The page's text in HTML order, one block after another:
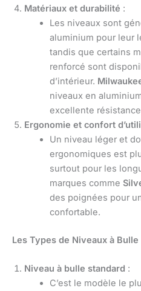
Matériaux et durabilité :
Les niveaux sont
aluminium pour leur
tandis que certains
renforcé sont
d’intérieur.
niveaux en
excellente
Ergonomie et confort
Un niveau léger et
ergonomiques est
surtout pour les
marques comme
des poignées pour
confortable.
Les Types de Niveaux à
Niveau à bulle standard :
C’est le modèle le